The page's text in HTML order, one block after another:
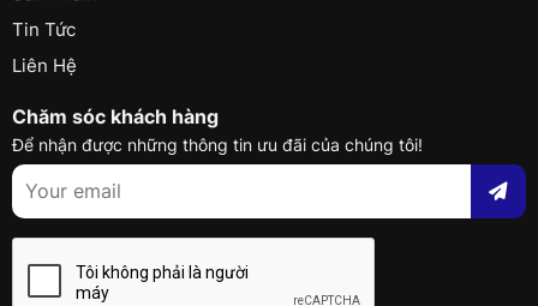
Tin Tức
Liên Hệ
Chăm sóc khách hàng
Để nhận được những thông tin ưu đãi của chúng tôi!